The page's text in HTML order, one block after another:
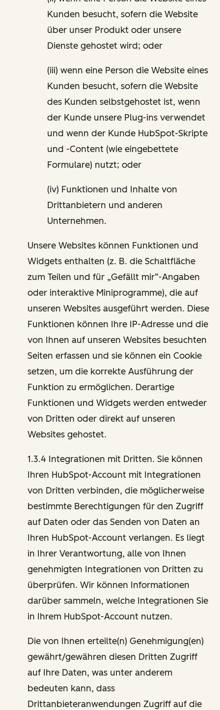
Kunden besucht, sofern die Website
über unser Produkt oder unsere
Dienste gehostet wird; oder
(iii) wenn eine Person die Website eines
Kunden besucht, sofern die Website
des Kunden selbstgehostet ist, wenn
der Kunde unsere Plug-ins verwendet
und wenn der Kunde HubSpot-Skripte
und -Content (wie eingebettete
Formulare) nutzt; oder
(iv) Funktionen und Inhalte von
Drittanbietern und anderen
Unternehmen.
Unsere Websites können Funktionen und
Widgets enthalten (z. B. die Schaltfläche
zum Teilen und für „Gefällt mir“-Angaben
oder interaktive Miniprogramme), die auf
unseren Websites ausgeführt werden. Diese
Funktionen können Ihre IP-Adresse und die
von Ihnen auf unseren Websites besuchten
Seiten erfassen und sie können ein Cookie
setzen, um die korrekte Ausführung der
Funktion zu ermöglichen. Derartige
Funktionen und Widgets werden entweder
von Dritten oder direkt auf unseren
Websites gehostet.
1.3.4 Integrationen mit Dritten. Sie können
Ihren HubSpot-Account mit Integrationen
von Dritten verbinden, die möglicherweise
bestimmte Berechtigungen für den Zugriff
auf Daten oder das Senden von Daten an
Ihren HubSpot-Account verlangen. Es liegt
in Ihrer Verantwortung, alle von Ihnen
genehmigten Integrationen von Dritten zu
überprüfen. Wir können Informationen
darüber sammeln, welche Integrationen Sie
in Ihrem HubSpot-Account nutzen.
Die von Ihnen erteilte(n) Genehmigung(en)
gewährt/gewähren diesen Dritten Zugriff
auf Ihre Daten, was unter anderem
bedeuten kann, dass
Drittanbieteranwendungen Zugriff auf die